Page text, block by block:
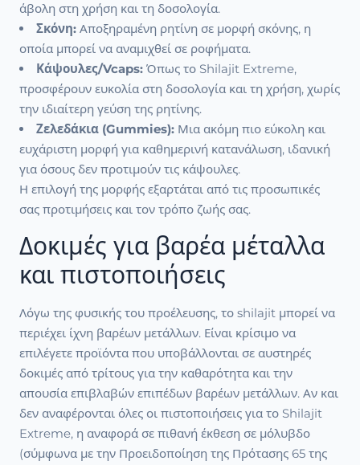
άβολη στη χρήση και τη δοσολογία.
Σκόνη: Αποξηραμένη ρητίνη σε μορφή σκόνης, η
οποία μπορεί να αναμιχθεί σε ροφήματα.
Κάψουλες/Vcaps: Όπως το Shilajit Extreme,
προσφέρουν ευκολία στη δοσολογία και τη χρήση, χωρίς
την ιδιαίτερη γεύση της ρητίνης.
Ζελεδάκια (Gummies): Μια ακόμη πιο εύκολη και
ευχάριστη μορφή για καθημερινή κατανάλωση, ιδανική
για όσους δεν προτιμούν τις κάψουλες.
Η επιλογή της μορφής εξαρτάται από τις προσωπικές
σας προτιμήσεις και τον τρόπο ζωής σας.
Δοκιμές για βαρέα μέταλλα
και πιστοποιήσεις
Λόγω της φυσικής του προέλευσης, το shilajit μπορεί να
περιέχει ίχνη βαρέων μετάλλων. Είναι κρίσιμο να
επιλέγετε προϊόντα που υποβάλλονται σε αυστηρές
δοκιμές από τρίτους για την καθαρότητα και την
απουσία επιβλαβών επιπέδων βαρέων μετάλλων. Αν και
δεν αναφέρονται όλες οι πιστοποιήσεις για το Shilajit
Extreme, η αναφορά σε πιθανή έκθεση σε μόλυβδο
(σύμφωνα με την Προειδοποίηση της Πρότασης 65 της